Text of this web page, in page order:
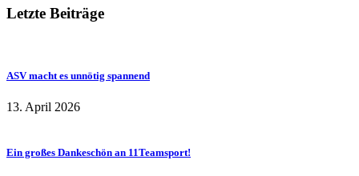
Letzte Beiträge
ASV macht es unnötig spannend
13. April 2026
Ein großes Dankeschön an 11Teamsport!